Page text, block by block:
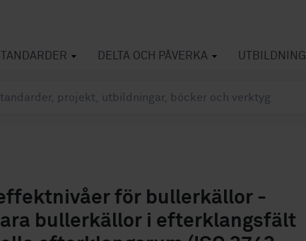
DELTA OCH PÅVERKA UTBILDNING
för bullerkällor -
bullerkällor i efterklangsfält